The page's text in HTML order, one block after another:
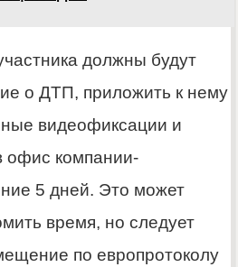
должны будут
о ДТП, приложить к нему
видеофиксации и
офис компании-
5 дней. Это может
время, но следует
по европротоколу